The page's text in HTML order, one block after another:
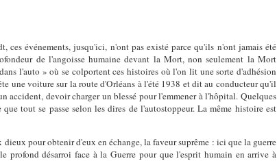
événements, jusqu'ici, n'ont pas existé parce qu'ils n'ont jamais été
de l'angoisse humaine devant la Mort, non seulement la Mort
l'auto » où se colportent ces histoires où l'on lit une sorte d'adhésion
une voiture sur la route d'Orléans à l'été 1938 et dit au conducteur qu'il
devoir charger un blessé pour l'emmener à l'hôpital. Quelques
tout se passe selon les dires de l'autostoppeur. La même histoire est
pour obtenir d'eux en échange, la faveur suprême : ici que la guerre
profond désarroi face à la Guerre pour que l'esprit humain en arrive à